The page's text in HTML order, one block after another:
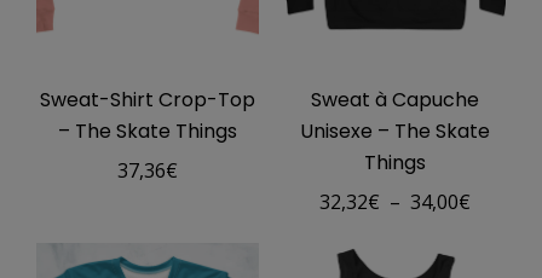
Sweat-Shirt Crop-Top
– The Skate Things
37,36€
Sweat à Capuche
Unisexe – The Skate
Things
32,32€ – 34,00€Plage